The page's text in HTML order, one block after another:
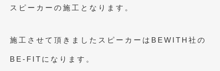
2023年11月 (1)
2023年9月(1)
2023年8月 (2)
スピーカーの施工となります。
施工させて頂きましたスピーカーはBEWITH社の
BE-FITになります。